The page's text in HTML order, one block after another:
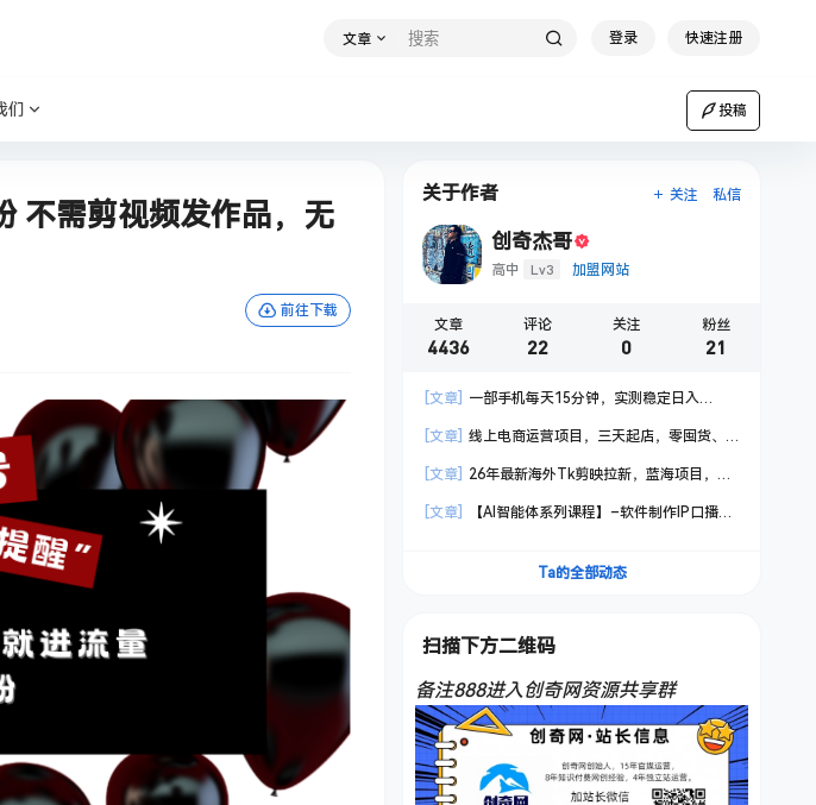
文章 登录 快速注册
们 投稿
不需剪视频发作品，无
前往下载
关于作者 关注 私信
创奇杰哥
高中 Lv3 加盟网站
文章
4436
评论
22
关注
0
粉丝
21
[文章]
一部手机每天15分钟，实测稳定日入
[文章]
线上电商运营项目，三天起店，零囤货、
作战规划
[文章]
26年最新海外Tk剪映拉新，蓝海项目，会
[文章]
【AI智能体系列课程】–软件制作IP口播视
频，轻松起号，日入1000+
Ta的全部动态
扫描下方二维码
备注888进入创奇网资源共享群